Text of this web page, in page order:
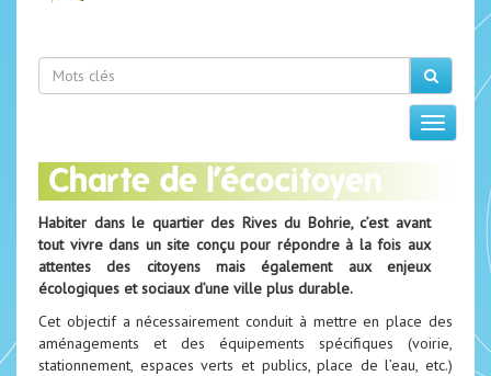
Charte de l’écocitoyen
Habiter dans le quartier des Rives du Bohrie, c’est avant
tout vivre dans un site conçu pour répondre à la fois aux
attentes des citoyens mais également aux enjeux
écologiques et sociaux d’une ville plus durable.
Cet objectif a nécessairement conduit à mettre en place des
aménagements et des équipements spécifiques (voirie,
stationnement, espaces verts et publics, place de l’eau, etc.)